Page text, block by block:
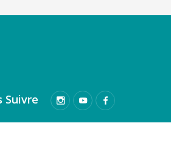
Suivre